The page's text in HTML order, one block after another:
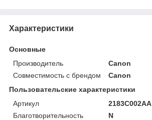
Характеристики
Основные
Производитель
Canon
Совместимость с брендом
Canon
Пользовательские характеристики
Артикул
2183C002AA
Благотворительность
N